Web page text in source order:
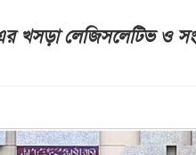
খসড়া লেজিসলেটিভ ও